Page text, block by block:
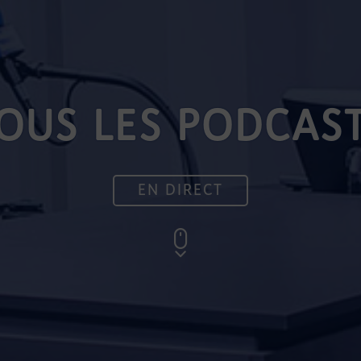
LES
EN DIRECT